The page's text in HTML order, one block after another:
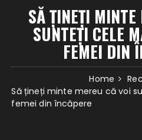
SĂ ȚINEȚI
SUNTEȚI CELE
FEMEI DIN
Home
Să țineți minte mereu că voi
femei din încăpere